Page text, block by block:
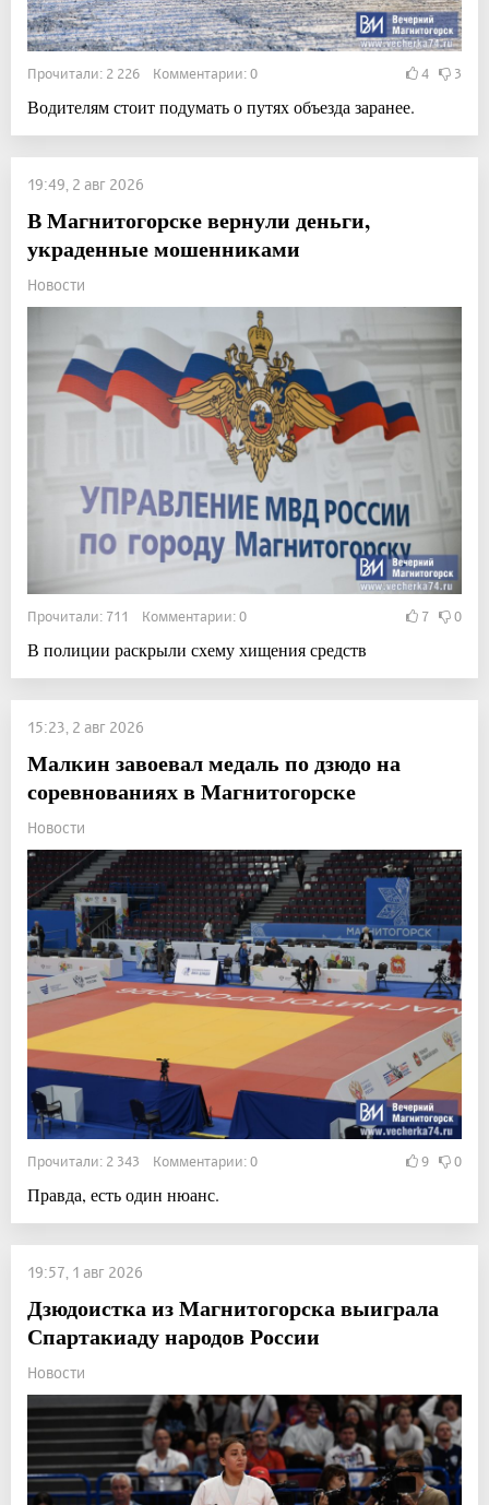
Прочитали: 2 226 Комментарии: 0 4 3
Водителям стоит подумать о путях объезда заранее.
19:49, 2 авг 2026
В Магнитогорске вернули деньги,
украденные мошенниками
Новости
Прочитали: 711 Комментарии: 0 7 0
В полиции раскрыли схему хищения средств
15:23, 2 авг 2026
Малкин завоевал медаль по дзюдо на
соревнованиях в Магнитогорске
Новости
Прочитали: 2 343 Комментарии: 0 9 0
Правда, есть один нюанс.
19:57, 1 авг 2026
Дзюдоистка из Магнитогорска выиграла
Спартакиаду народов России
Новости